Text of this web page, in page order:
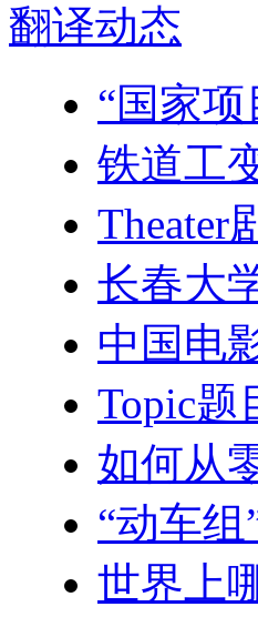
翻译动态
“国家
铁道工
Theater
长春大
中国电
Topic题
如何从
“动车
世界上